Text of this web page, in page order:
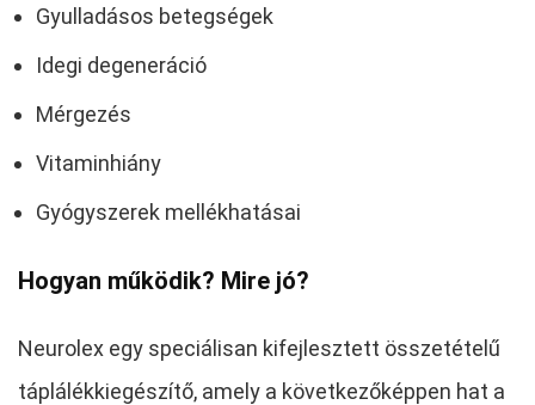
Gyulladásos betegségek
Idegi degeneráció
Mérgezés
Vitaminhiány
Gyógyszerek mellékhatásai
Hogyan működik? Mire jó?
Neurolex egy speciálisan kifejlesztett összetételű
táplálékkiegészítő, amely a következőképpen hat a